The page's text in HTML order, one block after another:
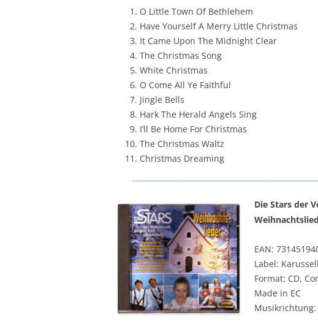
O Little Town Of Bethlehem
Have Yourself A Merry Little Christmas
It Came Upon The Midnight Clear
The Christmas Song
White Christmas
O Come All Ye Faithful
Jingle Bells
Hark The Herald Angels Sing
I’ll Be Home For Christmas
The Christmas Waltz
Christmas Dreaming
Die Stars der
EAN:
Label:
Format: CD,
Made in EC
Musikrichtung: